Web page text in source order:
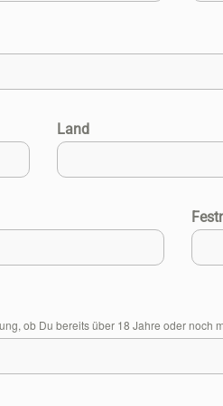
Land
ob Du bereits über 18 Jahre oder noch